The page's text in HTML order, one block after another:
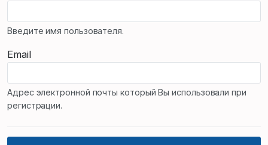
Введите имя пользователя.
Email
Адрес электронной почты который Вы использовали при
регистрации.